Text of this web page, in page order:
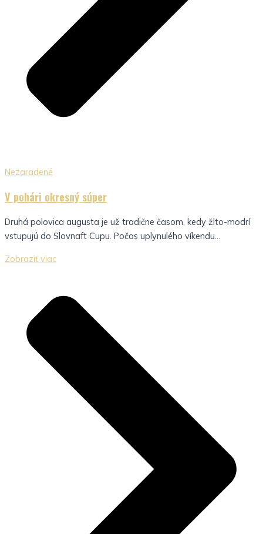
Nezaradené
V pohári okresný súper
Druhá polovica augusta je už tradične časom, kedy žlto-modrí
vstupujú do Slovnaft Cupu. Počas uplynulého víkendu...
Zobraziť viac